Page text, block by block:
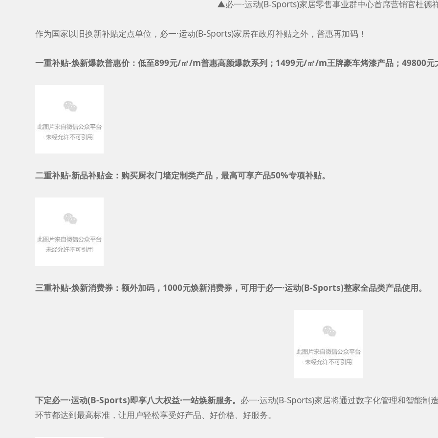
▲必一·运动(B-Sports)家居零售事业群中心首席营销官杜德
作为国家以旧换新补贴定点单位，必一·运动(B-Sports)家居在政府补贴之外，普惠再加码！
一重补贴-焕新爆款普惠价：低至899元/㎡/m普惠高颜爆款系列；1499元/㎡/m王牌豪车烤漆产品；49800元大
二重补贴-新品补贴金：购买厨衣门墙定制类产品，最高可享产品50%专项补贴。
三重补贴-焕新消费券：额外加码，1000元焕新消费券，可用于必一·运动(B-Sports)整家全品类产品使用。
下定必一·运动(B-Sports)即享八大权益·一站焕新服务。 必一·运动(B-Sports)家居将通过数字化管理和智能制造
环节都达到最高标准，让用户轻松享受好产品、好价格、好服务。